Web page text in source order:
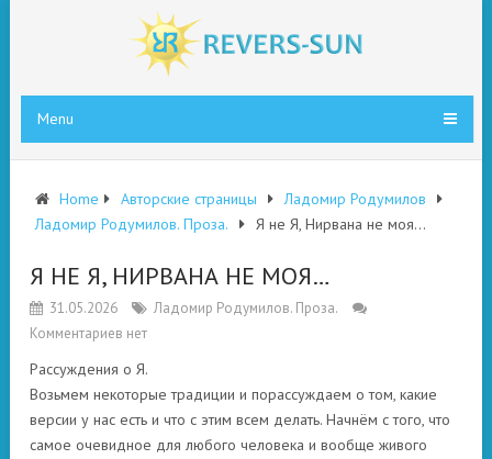
Menu
Home Авторские страницы
Ладомир Родумилов
Ладомир Родумилов. Проза.
Я не Я, Нирвана не моя…
Я НЕ Я, НИРВАНА НЕ МОЯ…
31.05.2026
Ладомир Родумилов. Проза.
Комментариев нет
Рассуждения о Я.
Возьмем некоторые традиции и порассуждаем о том, какие
версии у нас есть и что с этим всем делать. Начнём с того, что
самое очевидное для любого человека и вообще живого